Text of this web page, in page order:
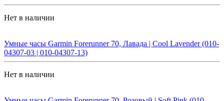
Нет в наличии
Умные часы Garmin Forerunner 70, Лавада | Cool Lavender (010-
04307-03 | 010-04307-13)
Нет в наличии